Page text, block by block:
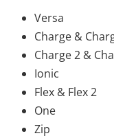
Versa
Charge &
Charge 2 &
Ionic
Flex & Flex 2
One
Zip